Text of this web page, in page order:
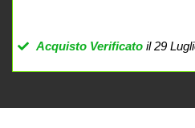
Acquisto Verificatoil 29